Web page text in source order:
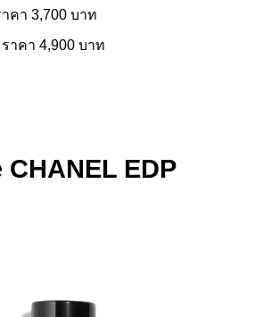
คา 3,700 บาท
าคา 4,900 บาท
EDP